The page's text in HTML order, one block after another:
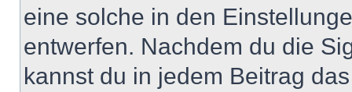
eine solche in den
entwerfen. Nachdem du die
kannst du in jedem Beitrag